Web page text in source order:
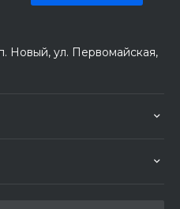
Новый, ул. Первомайская,